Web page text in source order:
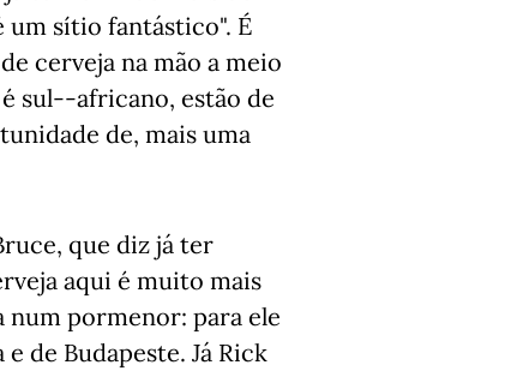
um sítio fantástico". É
cerveja na mão a meio
sul--africano, estão de
de, mais uma
que diz já ter
aqui é muito mais
num pormenor: para ele
de Budapeste. Já Rick